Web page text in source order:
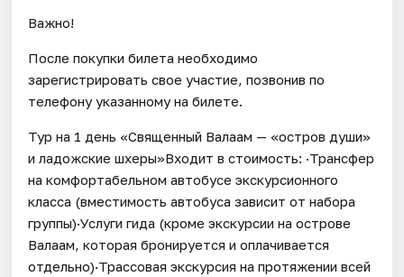
Важно!
После покупки билета необходимо
зарегистрировать свое участие, позвонив по
телефону указанному на билете.
Тур на 1 день «Священный Валаам — «остров души»
и ладожские шхеры»Входит в стоимость: ·Трансфер
на комфортабельном автобусе экскурсионного
класса (вместимость автобуса зависит от набора
группы)·Услуги гида (кроме экскурсии на острове
Валаам, которая бронируется и оплачивается
отдельно)·Трассовая экскурсия на протяжении всей